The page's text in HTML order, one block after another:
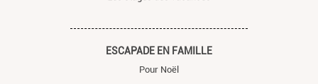
ESCAPADE EN FAMILLE
Pour Noël